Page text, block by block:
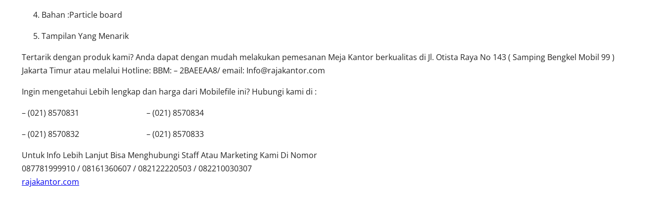
Bahan :Particle board
Tampilan Yang Menarik
Tertarik dengan produk kami? Anda dapat dengan mudah melakukan pemesanan Meja Kantor berkualitas di Jl. Otista Raya No 143 ( Samping Bengkel Mobil 99 )
Jakarta Timur atau melalui Hotline: BBM: – 2BAEEAA8/ email: Info@rajakantor.com
Ingin mengetahui Lebih lengkap dan harga dari Mobilefile ini? Hubungi kami di :
– (021) 8570831 – (021) 8570834
– (021) 8570832 – (021) 8570833
Untuk Info Lebih Lanjut Bisa Menghubungi Staff Atau Marketing Kami Di Nomor
087781999910 / 08161360607 / 082122220503 / 082210030307
rajakantor.com